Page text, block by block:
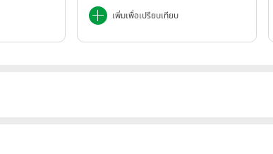
เพิ่มเพื่อเปรียบเทียบ